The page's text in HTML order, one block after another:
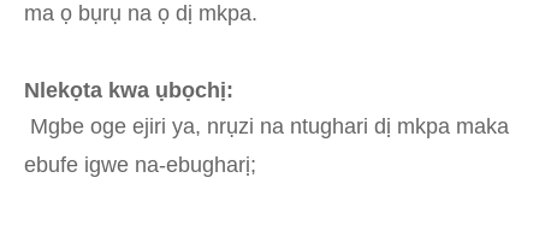
ma ọ bụrụ na ọ dị mkpa.
Nlekọta kwa ụbọchị:
Mgbe oge ejiri ya, nrụzi na ntughari dị mkpa maka
ebufe igwe na-ebugharị;